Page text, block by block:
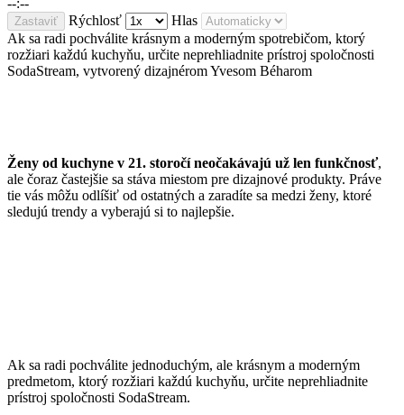
--:--
Zastaviť Rýchlosť
Hlas
Ak sa radi pochválite krásnym a moderným spotrebičom, ktorý
rozžiari každú kuchyňu, určite neprehliadnite prístroj spoločnosti
SodaStream, vytvorený dizajnérom Yvesom Béharom
Ženy od kuchyne v 21. storočí neočakávajú už len funkčnosť,
ale čoraz častejšie sa stáva miestom pre dizajnové produkty. Práve
tie vás môžu odlíšiť od ostatných a zaradíte sa medzi ženy, ktoré
sledujú trendy a vyberajú si to najlepšie.
Ak sa radi pochválite jednoduchým, ale krásnym a moderným
predmetom, ktorý rozžiari každú kuchyňu, určite neprehliadnite
prístroj spoločnosti SodaStream.